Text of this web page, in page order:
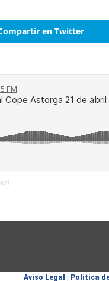
en Twitter
Aviso Legal Política